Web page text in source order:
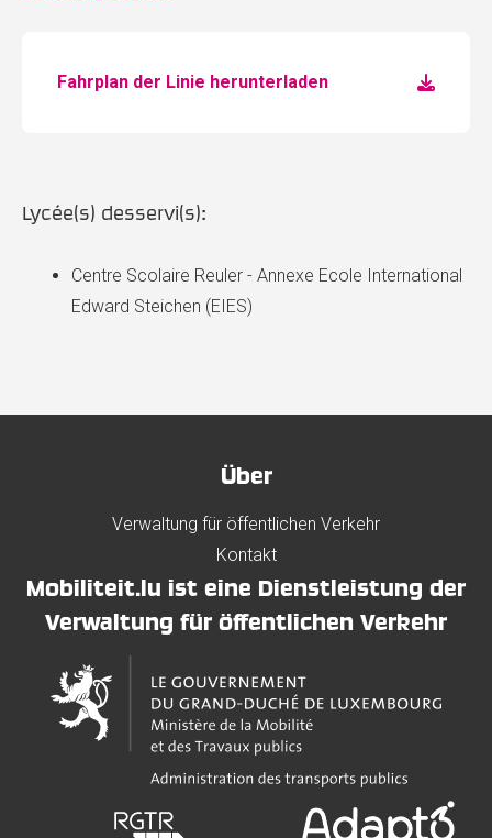
Fahrplan der Linie herunterladen
Lycée(s) desservi(s):
Centre Scolaire Reuler - Annexe Ecole International
Edward Steichen (EIES)
Über
Verwaltung für öffentlichen Verkehr
Kontakt
Mobiliteit.lu ist eine Dienstleistung der
Verwaltung für öffentlichen Verkehr